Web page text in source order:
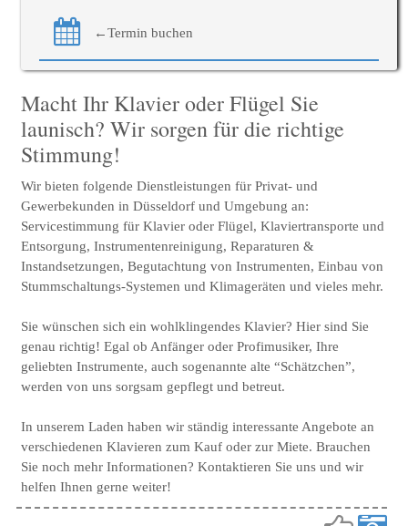
←Termin buchen
Macht Ihr Klavier oder Flügel Sie
launisch? Wir sorgen für die richtige
Stimmung!
Wir bieten folgende Dienstleistungen für Privat- und
Gewerbekunden in Düsseldorf und Umgebung an:
Servicestimmung für Klavier oder Flügel, Klaviertransporte und
Entsorgung, Instrumentenreinigung, Reparaturen &
Instandsetzungen, Begutachtung von Instrumenten, Einbau von
Stummschaltungs-Systemen und Klimageräten und vieles mehr.
Sie wünschen sich ein wohlklingendes Klavier? Hier sind Sie
genau richtig! Egal ob Anfänger oder Profimusiker, Ihre
geliebten Instrumente, auch sogenannte alte “Schätzchen”,
werden von uns sorgsam gepflegt und betreut.
In unserem Laden haben wir ständig interessante Angebote an
verschiedenen Klavieren zum Kauf oder zur Miete. Brauchen
Sie noch mehr Informationen? Kontaktieren Sie uns und wir
helfen Ihnen gerne weiter!